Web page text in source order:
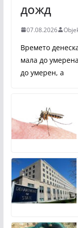
дожд
07.08.2026
Времето
мала до
до умерен, а